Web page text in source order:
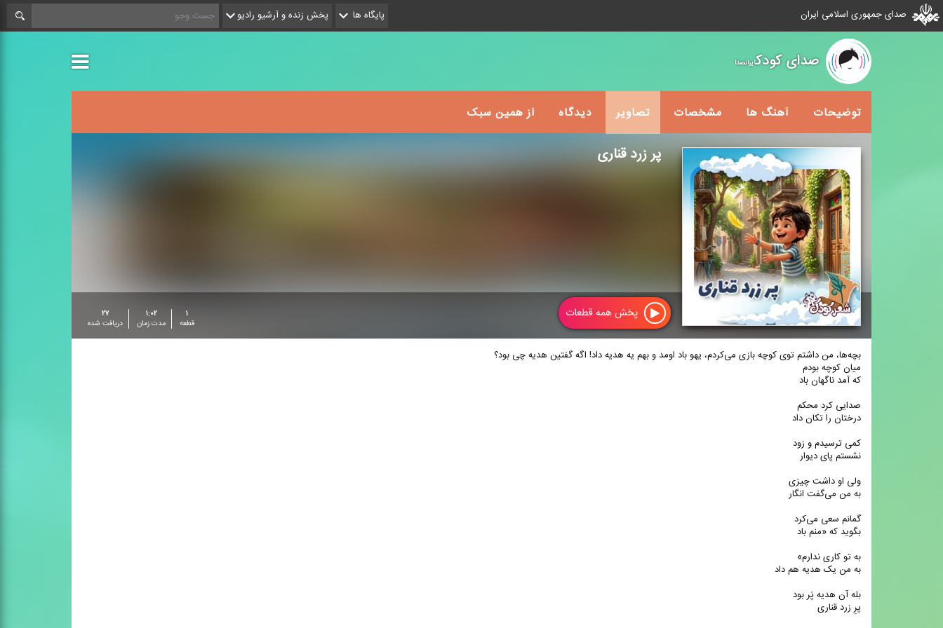
صدای جمهوری اسلامی ایران پایگاه ها پخش زنده و آرشیو رادیو
صدای کودکایرانصدا
توضیحات آهنگ ها مشخصات تصاویر دیدگاه از همین سبک
پر زرد قناری
۱
قطعه
۱:۰۲
مدت زمان
۲۷
دریافت شده
پخش همه قطعات
بچه‌ها، من داشتم توی کوچه بازی می‌کردم، یهو باد اومد و بهم یه هدیه داد! اگه گفتین هدیه چی بود؟
میان کوچه بودم
که آمد ناگهان باد
صدایی کرد محکم
درختان را تکان داد
کمی ترسیدم و زود
نشستم پای دیوار
ولی او داشت چیزی
به من می‌گفت انگار
گمانم سعی می‌کرد
بگوید که «منم باد
به تو کاری ندارم»
به من یک هدیه هم داد
بله آن هدیه پَر بود
پرِ زرد قناری